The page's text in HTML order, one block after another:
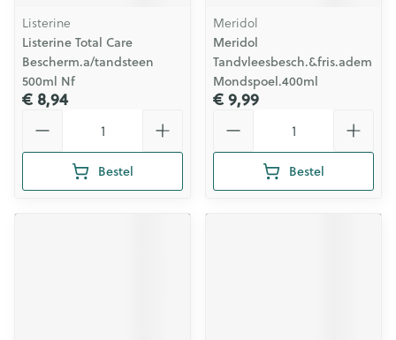
Listerine
Listerine Total Care
Bescherm.a/tandsteen
500ml Nf
€ 8,94
Bestel
Meridol
Meridol
Tandvleesbesch.&fris.adem
Mondspoel.400ml
€ 9,99
Bestel